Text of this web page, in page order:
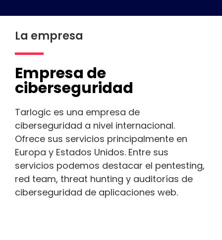
La empresa
Empresa de
ciberseguridad
Tarlogic es una empresa de
ciberseguridad a nivel internacional.
Ofrece sus servicios principalmente en
Europa y Estados Unidos. Entre sus
servicios podemos destacar el pentesting,
red team, threat hunting y auditorías de
ciberseguridad de aplicaciones web.